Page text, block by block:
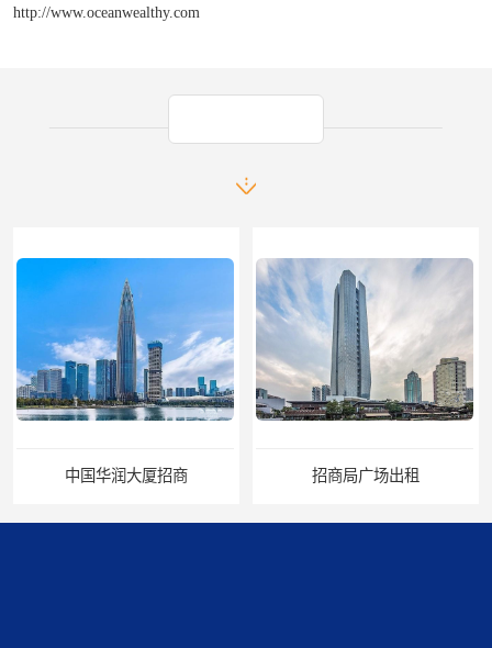
http://www.oceanwealthy.com
中国华润大厦招商 招商局广场出租